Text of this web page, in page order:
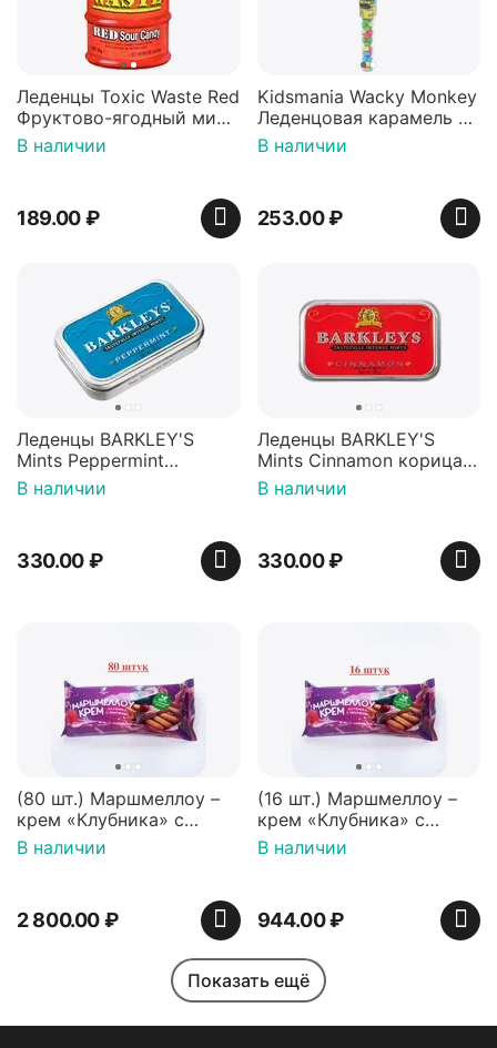
Леденцы Toxic Waste Red
Фруктово-ягодный микс
Красная банка 42 г,
Пакистан
В наличии
189.00₽
Kidsmania Wacky Monkey
Леденцовая карамель с
игрушкой Ваки Манки
12г, Китай
В наличии
253.00₽
Леденцы BARKLEY'S
Mints Peppermint
перечная мята 50г,
Нидерланды
В наличии
330.00₽
Леденцы BARKLEY'S
Mints Cinnamon корица
50г, Нидерланды
В наличии
330.00₽
(80 шт.) Маршмеллоу –
крем «Клубника» с
палочками (ТМ
«Зефирный Лео»)
В наличии
2 800.00₽
(16 шт.) Маршмеллоу –
крем «Клубника» с
палочками (ТМ
«Зефирный Лео»)
В наличии
944.00₽
Показать ещё